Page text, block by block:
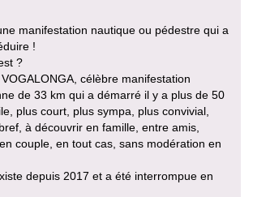
manifestation nautique ou pédestre qui a
!
?
célèbre manifestation
de 33 km qui a démarré il y a plus de 50
plus court, plus sympa, plus convivial,
à découvrir en famille, entre amis,
couple, en tout cas, sans modération en
depuis 2017 et a été interrompue en